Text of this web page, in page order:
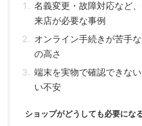
名義変更・故障対応など
来店が必要な事例
オンライン手続きが苦手
の高さ
端末を実物で確認できな
い不安
ショップがどうしても必要にな